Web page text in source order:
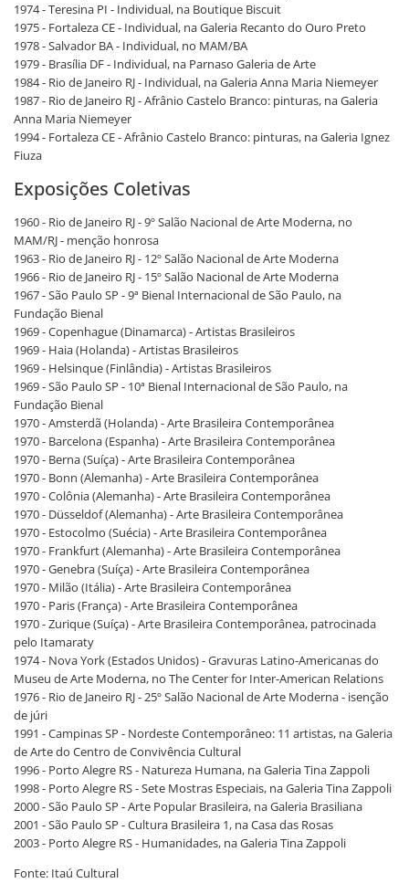
1974 - Teresina PI - Individual, na Boutique Biscuit
1975 - Fortaleza CE - Individual, na Galeria Recanto do Ouro Preto
1978 - Salvador BA - Individual, no MAM/BA
1979 - Brasília DF - Individual, na Parnaso Galeria de Arte
1984 - Rio de Janeiro RJ - Individual, na Galeria Anna Maria Niemeyer
1987 - Rio de Janeiro RJ - Afrânio Castelo Branco: pinturas, na Galeria
Anna Maria Niemeyer
1994 - Fortaleza CE - Afrânio Castelo Branco: pinturas, na Galeria Ignez
Fiuza
Exposições Coletivas
1960 - Rio de Janeiro RJ - 9º Salão Nacional de Arte Moderna, no
MAM/RJ - menção honrosa
1963 - Rio de Janeiro RJ - 12º Salão Nacional de Arte Moderna
1966 - Rio de Janeiro RJ - 15º Salão Nacional de Arte Moderna
1967 - São Paulo SP - 9ª Bienal Internacional de São Paulo, na
Fundação Bienal
1969 - Copenhague (Dinamarca) - Artistas Brasileiros
1969 - Haia (Holanda) - Artistas Brasileiros
1969 - Helsinque (Finlândia) - Artistas Brasileiros
1969 - São Paulo SP - 10ª Bienal Internacional de São Paulo, na
Fundação Bienal
1970 - Amsterdã (Holanda) - Arte Brasileira Contemporânea
1970 - Barcelona (Espanha) - Arte Brasileira Contemporânea
1970 - Berna (Suíça) - Arte Brasileira Contemporânea
1970 - Bonn (Alemanha) - Arte Brasileira Contemporânea
1970 - Colônia (Alemanha) - Arte Brasileira Contemporânea
1970 - Düsseldof (Alemanha) - Arte Brasileira Contemporânea
1970 - Estocolmo (Suécia) - Arte Brasileira Contemporânea
1970 - Frankfurt (Alemanha) - Arte Brasileira Contemporânea
1970 - Genebra (Suíça) - Arte Brasileira Contemporânea
1970 - Milão (Itália) - Arte Brasileira Contemporânea
1970 - Paris (França) - Arte Brasileira Contemporânea
1970 - Zurique (Suíça) - Arte Brasileira Contemporânea, patrocinada
pelo Itamaraty
1974 - Nova York (Estados Unidos) - Gravuras Latino-Americanas do
Museu de Arte Moderna, no The Center for Inter-American Relations
1976 - Rio de Janeiro RJ - 25º Salão Nacional de Arte Moderna - isenção
de júri
1991 - Campinas SP - Nordeste Contemporâneo: 11 artistas, na Galeria
de Arte do Centro de Convivência Cultural
1996 - Porto Alegre RS - Natureza Humana, na Galeria Tina Zappoli
1998 - Porto Alegre RS - Sete Mostras Especiais, na Galeria Tina Zappoli
2000 - São Paulo SP - Arte Popular Brasileira, na Galeria Brasiliana
2001 - São Paulo SP - Cultura Brasileira 1, na Casa das Rosas
2003 - Porto Alegre RS - Humanidades, na Galeria Tina Zappoli
Fonte: Itaú Cultural